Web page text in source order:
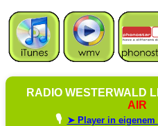
RADIO WESTERWALD
AIR
🎙️ ➤ Player in eigenem